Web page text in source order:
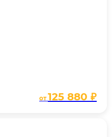
от125 880 ₽